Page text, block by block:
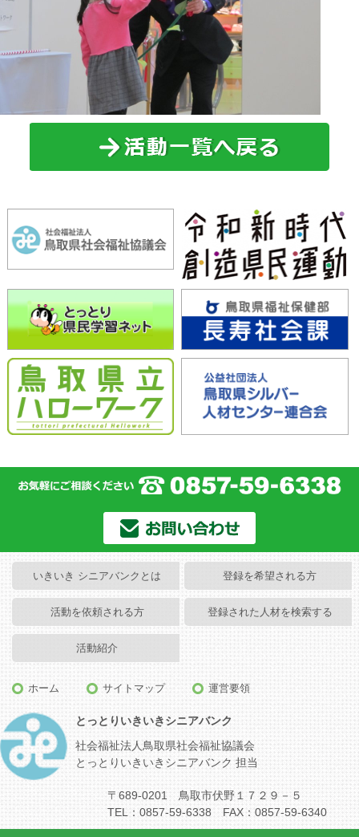
いきいき シニアバンクとは 登録を希望される方
活動を依頼される方 登録された人材を検索する
活動紹介
ホーム サイトマップ 運営要領
とっとりいきいきシニアバンク
社会福祉法人鳥取県社会福祉協議会
とっとりいきいきシニアバンク 担当
〒689-0201 鳥取市伏野１７２９－５
TEL：0857-59-6338 FAX：0857-59-6340